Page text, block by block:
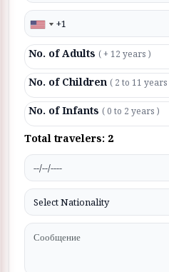
No. of Adults ( + 12 years )
No. of Children ( 2 to 11 years
No. of Infants ( 0 to 2 years )
Total travelers: 2